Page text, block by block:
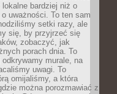
bardziej niż o
uważności. To ten sam
setki razy, ale
się, by przyjrzeć się
zobaczyć, jak
porach dnia. To
murale, na
uwagi. To
omijaliśmy, a która
można porozmawiać z